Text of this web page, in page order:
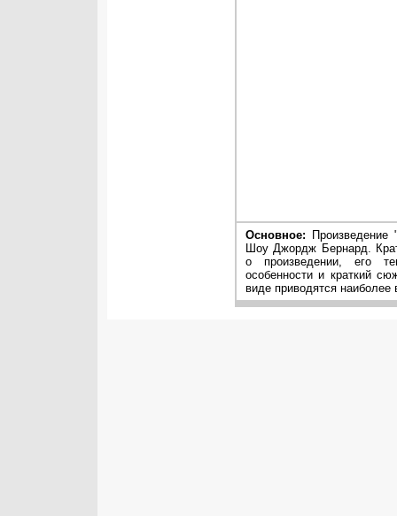
Основное:
Произведение
Шоу Джордж Бернард.
о произведении, его
особенности и краткий
виде приводятся